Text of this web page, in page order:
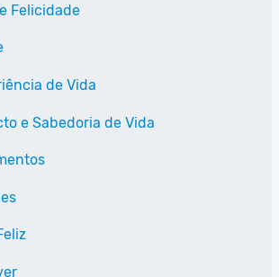
Felicidade
de Vida
e Sabedoria de Vida